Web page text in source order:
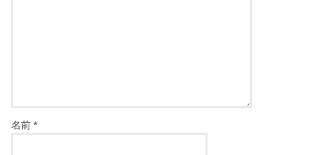
名前*